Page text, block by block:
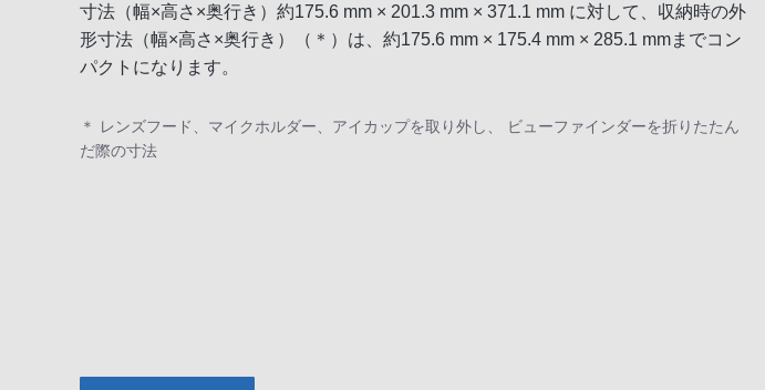
寸法（幅×高さ×奥行き）約175.6 mm × 201.3 mm × 371.1 mm に対して、収納時の外
形寸法（幅×高さ×奥行き）（＊）は、約175.6 mm × 175.4 mm × 285.1 mmまでコン
パクトになります。
＊ レンズフード、マイクホルダー、アイカップを取り外し、 ビューファインダーを折りたたん
だ際の寸法